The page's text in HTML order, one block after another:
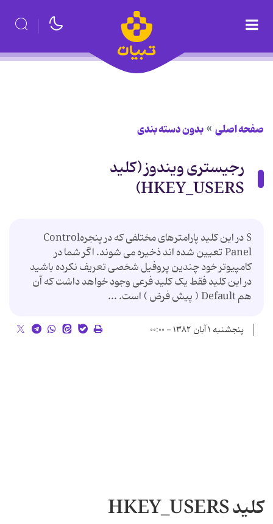
صفحه اصلی بدون دسته بندی
رجیستری ویندوز (کلید
HKEY_USERS)
S در این کلید پارامترهای مختلفی که در پنجرهControl
Panel تعیین شده اند ذخیره می شوند. اگر شما در
کامپیوتر خود چندین پروفیل شخصی تعریف نکرده باشید
در این کلید فقط یک کلید فرعی وجود خواهد داشت که آن
هم Default ( پیش فرض ) است. ...
پنجشنبه ۱ آبان ۱۳۸۲ - ۰۰:۰۰
کلید HKEY_USERS